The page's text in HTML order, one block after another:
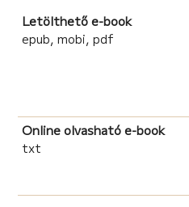
Letölthető e-book
epub, mobi, pdf
Online olvasható e-book
txt